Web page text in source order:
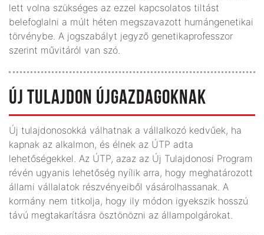
lett volna szükséges az ezzel kapcsolatos tiltást
belefoglalni a múlt héten megszavazott humángenetikai
törvénybe. A jogszabályt jegyző genetikaprofesszor
szerint művitáról van szó.
ÚJ TULAJDON ÚJGAZDAGOKNAK
Új tulajdonosokká válhatnak a vállalkozó kedvűek, ha
kapnak az alkalmon, és élnek az ÚTP adta
lehetőségekkel. Az ÚTP, azaz az Új Tulaj­donosi Program
révén ugyanis lehetőség nyílik arra, hogy meghatározott
állami vállalatok részvényeiből vásárolhassanak. A
kormány nem titkolja, hogy ily módon igyekszik hosszú
távú megtakarításra ösztönözni az állampolgárokat.